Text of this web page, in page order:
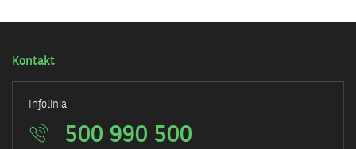
Kontakt
Infolinia
500 990 500